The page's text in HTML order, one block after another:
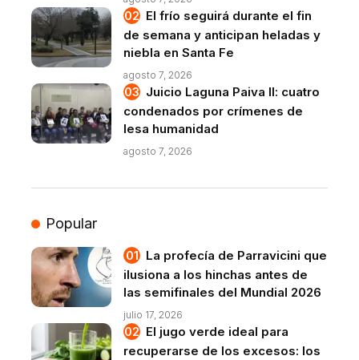
El frío seguirá durante el fin
de semana y anticipan heladas y
niebla en Santa Fe
agosto 7, 2026
Juicio Laguna Paiva II: cuatro
condenados por crímenes de
lesa humanidad
agosto 7, 2026
Popular
La profecía de Parravicini que
ilusiona a los hinchas antes de
las semifinales del Mundial 2026
julio 17, 2026
El jugo verde ideal para
recuperarse de los excesos: los